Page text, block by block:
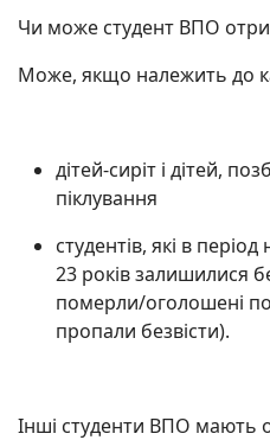
Чи може студент ВПО
Може, якщо належить до
дітей-сиріт і дітей,
піклування
студентів, які в
23 років залишилися
померли/оголошені
пропали безвісти).
Інші студенти ВПО мають